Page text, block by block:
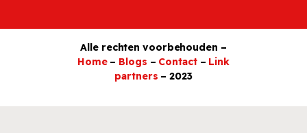
Alle rechten voorbehouden –
Home – Blogs – Contact – Link
partners – 2023